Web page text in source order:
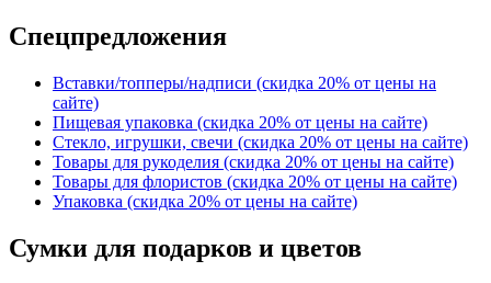
Спецпредложения
Вставки/топперы/надписи (скидка 20% от цены на
сайте)
Пищевая упаковка (скидка 20% от цены на сайте)
Стекло, игрушки, свечи (скидка 20% от цены на сайте)
Товары для рукоделия (скидка 20% от цены на сайте)
Товары для флористов (скидка 20% от цены на сайте)
Упаковка (скидка 20% от цены на сайте)
Сумки для подарков и цветов